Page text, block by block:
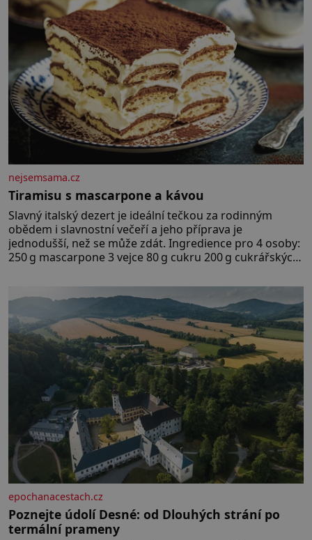
nejsemsama.cz
Tiramisu s mascarpone a kávou
Slavný italský dezert je ideální tečkou za rodinným
obědem i slavnostní večeří a jeho příprava je
jednodušší, než se může zdát. Ingredience pro 4 osoby:
250 g mascarpone 3 vejce 80 g cukru 200 g cukrářských
posypání Postup: Oddělte žloutky od bílků. Žloutky
vyšlehejte s cukrem do světlé pěny a postupně do nich
vmíchejte mascarpone, aby vznikl hladký
epochanacestach.cz
Poznejte údolí Desné: od Dlouhých strání po
termální prameny